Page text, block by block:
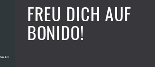
FREU DICH AUF
BONIDO!